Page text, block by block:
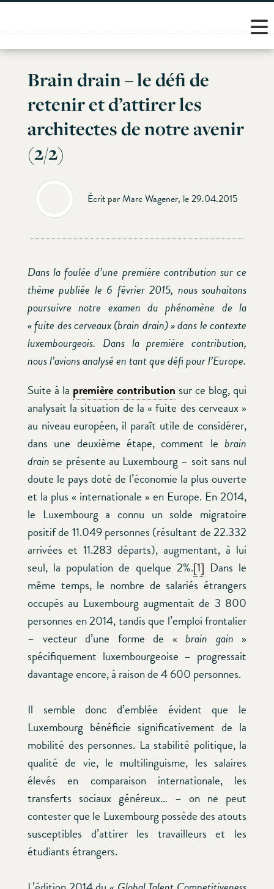
Skip
content
Brain drain – le défi de
retenir et d’attirer les
architectes de notre avenir
(2/2)
Écrit par Marc Wagener, le 29.04.2015
Dans la foulée d’une première contribution sur ce
thème publiée le 6 février 2015, nous souhaitons
poursuivre notre examen du phénomène de la
« fuite des cerveaux (brain drain) » dans le contexte
luxembourgeois. Dans la première contribution,
nous l’avions analysé en tant que défi pour l’Europe.
Suite à la première contribution sur ce blog, qui
analysait la situation de la « fuite des cerveaux »
au niveau européen, il paraît utile de considérer,
dans une deuxième étape, comment le brain
drain se présente au Luxembourg – soit sans nul
doute le pays doté de l’économie la plus ouverte
et la plus « internationale » en Europe. En 2014,
le Luxembourg a connu un solde migratoire
positif de 11.049 personnes (résultant de 22.332
arrivées et 11.283 départs), augmentant, à lui
seul, la population de quelque 2%.[1] Dans le
même temps, le nombre de salariés étrangers
occupés au Luxembourg augmentait de 3 800
personnes en 2014, tandis que l’emploi frontalier
– vecteur d’une forme de « brain gain »
spécifiquement luxembourgeoise – progressait
davantage encore, à raison de 4 600 personnes.
Il semble donc d’emblée évident que le
Luxembourg bénéficie significativement de la
mobilité des personnes. La stabilité politique, la
qualité de vie, le multilinguisme, les salaires
élevés en comparaison internationale, les
transferts sociaux généreux… – on ne peut
contester que le Luxembourg possède des atouts
susceptibles d’attirer les travailleurs et les
étudiants étrangers.